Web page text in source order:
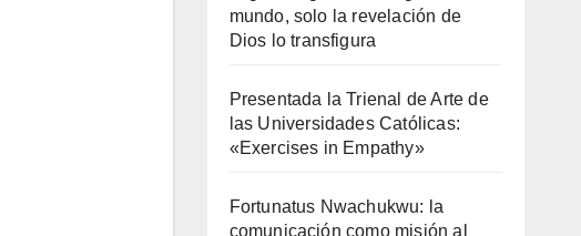
mundo, solo la revelación de
Dios lo transfigura
Presentada la Trienal de Arte de
las Universidades Católicas:
«Exercises in Empathy»
Fortunatus Nwachukwu: la
comunicación como misión al